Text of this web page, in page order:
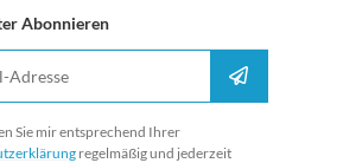
Abonnieren
Anmelden
Sie mir entsprechend Ihrer
regelmäßig und jederzeit